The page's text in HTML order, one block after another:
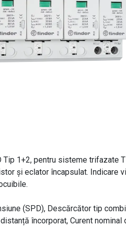
Tip 1+2, pentru sisteme trifazate
şi eclator încapsulat.
(SPD), Descărcător tip
încorporat, Curent